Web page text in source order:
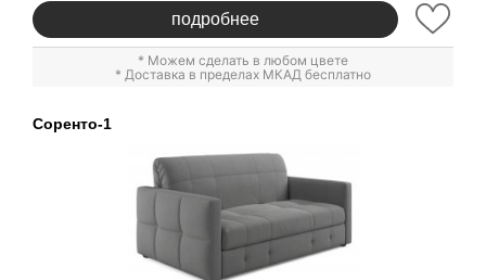
подробнее
* Можем сделать в любом цвете
* Доставка в пределах МКАД бесплатно
Соренто-1